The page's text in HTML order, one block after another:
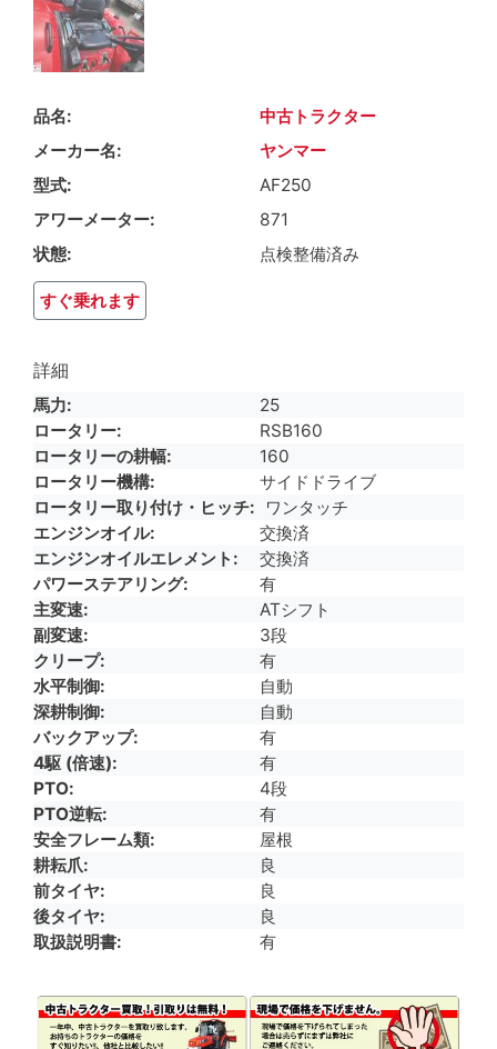
品名
中古トラクター
メーカー名
ヤンマー
型式
AF250
アワーメーター
871
状態
点検整備済み
すぐ乗れます
詳細
馬力
25
ロータリー
RSB160
ロータリーの耕幅
160
ロータリー機構
サイドドライブ
ロータリー取り付け・ヒッチ
ワンタッチ
エンジンオイル
交換済
エンジンオイルエレメント
交換済
パワーステアリング
有
主変速
ATシフト
副変速
3段
クリープ
有
水平制御
自動
深耕制御
自動
バックアップ
有
4駆 (倍速)
有
PTO
4段
PTO逆転
有
安全フレーム類
屋根
耕耘爪
良
前タイヤ
良
後タイヤ
良
取扱説明書
有